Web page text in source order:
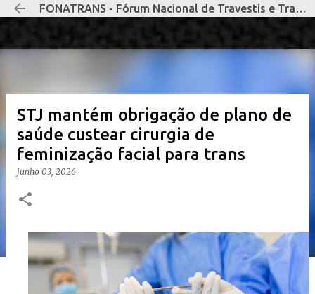
Pular para o conteúdo principal
FONATRANS - Fórum Nacional de Travestis e Transexuais Negras e Negros
STJ mantém obrigação de plano de
saúde custear cirurgia de
feminização facial para trans
junho 03, 2026